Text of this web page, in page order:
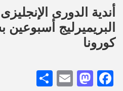
أندية الدورى
البريميرليج
كورونا
Facebook
Mastodon
Email